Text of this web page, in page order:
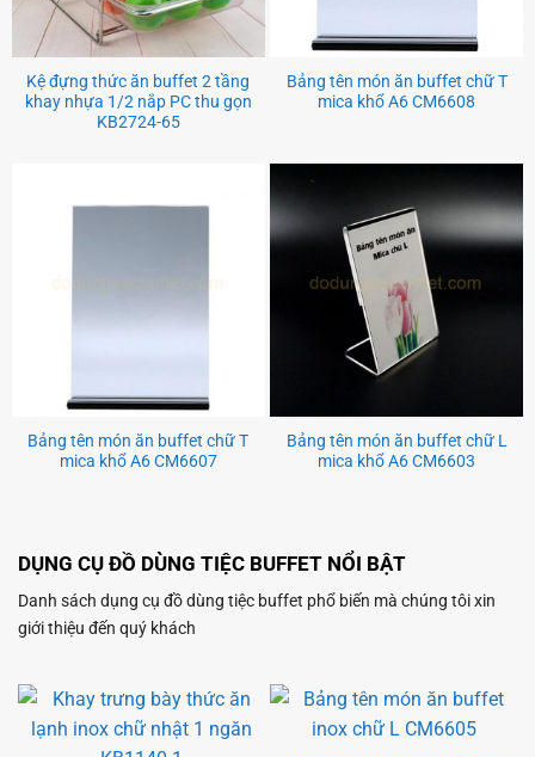
Kệ đựng thức ăn buffet 2 tầng
khay nhựa 1/2 nắp PC thu gọn
KB2724-65
Bảng tên món ăn buffet chữ T
mica khổ A6 CM6608
Bảng tên món ăn buffet chữ T
mica khổ A6 CM6607
Bảng tên món ăn buffet chữ L
mica khổ A6 CM6603
DỤNG CỤ ĐỒ DÙNG TIỆC BUFFET NỔI BẬT
Danh sách dụng cụ đồ dùng tiệc buffet phổ biến mà chúng tôi xin
giới thiệu đến quý khách